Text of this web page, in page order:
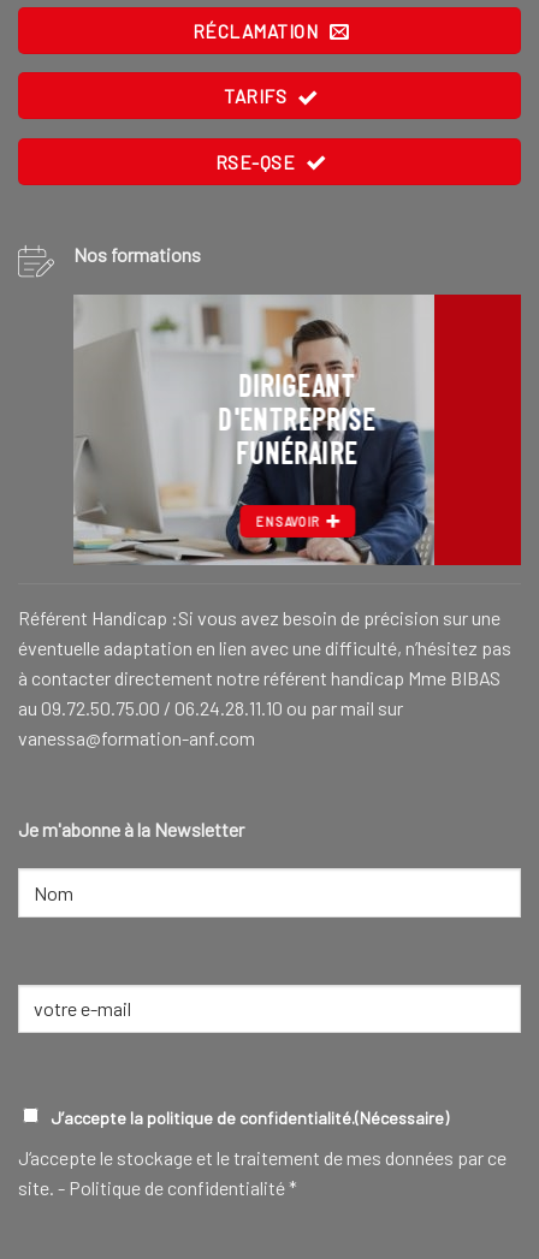
RÉCLAMATION
TARIFS
RSE-QSE
Nos formations
DIRIGEANT
D'ENTREPRISE
FUNÉRAIRE
EN SAVOIR
Référent Handicap :Si vous avez besoin de précision sur une
éventuelle adaptation en lien avec une difficulté, n’hésitez pas
à contacter directement notre référent handicap Mme BIBAS
au 09.72.50.75.00 / 06.24.28.11.10 ou par mail sur
vanessa@formation-anf.com
Je m'abonne à la Newsletter
NOM
RGPD(NÉCESSAIRE)
J’accepte la politique de confidentialité.(Nécessaire)
J‘accepte le stockage et le traitement de mes données par ce
site. - Politique de confidentialité*